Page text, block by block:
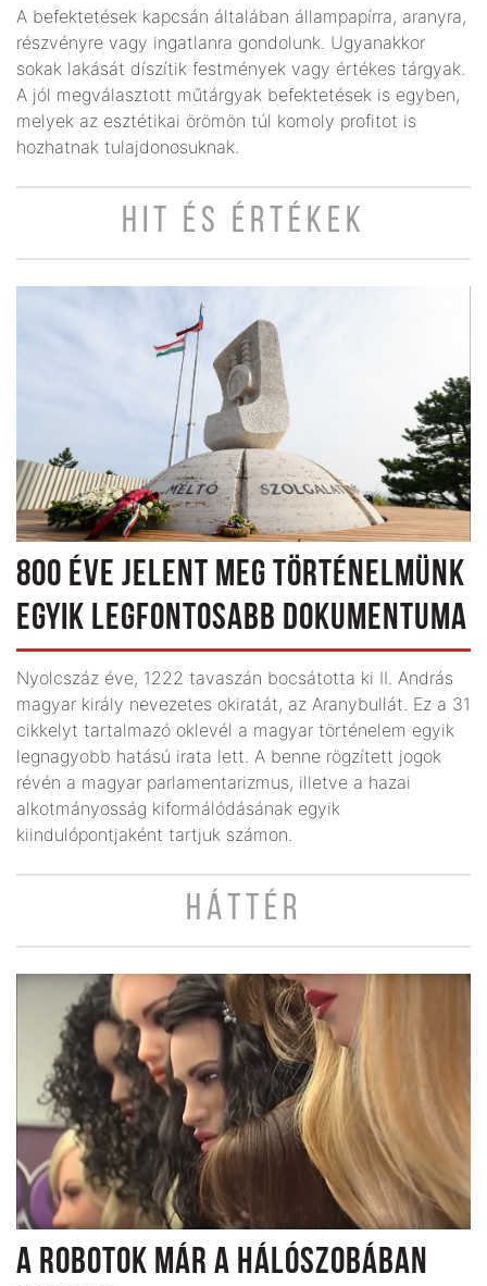
A befektetések kapcsán általában állampapírra, aranyra,
részvényre vagy ingatlanra gondolunk. Ugyanakkor
sokak lakását díszítik festmények vagy értékes tárgyak.
A jól megválasztott műtárgyak befektetések is egyben,
melyek az esztétikai örömön túl komoly profitot is
hozhatnak tulajdonosuknak.
HIT ÉS ÉRTÉKEK
800 ÉVE JELENT MEG TÖRTÉNELMÜNK
EGYIK LEGFONTOSABB DOKUMENTUMA
Nyolcszáz éve, 1222 tavaszán bocsátotta ki II. András
magyar király nevezetes okiratát, az Aranybullát. Ez a 31
cikkelyt tartalmazó oklevél a magyar történelem egyik
legnagyobb hatású irata lett. A benne rögzített jogok
révén a magyar parlamentarizmus, illetve a hazai
alkotmányosság kiformálódásának egyik
kiindulópontjaként tartjuk számon.
HÁTTÉR
A ROBOTOK MÁR A HÁLÓSZOBÁBAN